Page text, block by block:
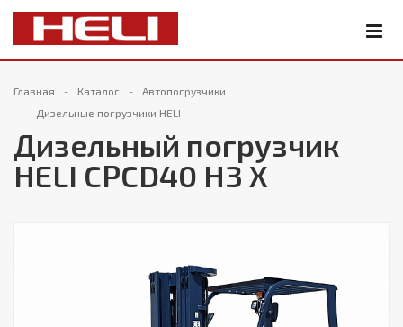
Главная Каталог
Автопогрузчики
Дизельные погрузчики HELI
Дизельный погрузчик
HELI CPCD40 H3 X